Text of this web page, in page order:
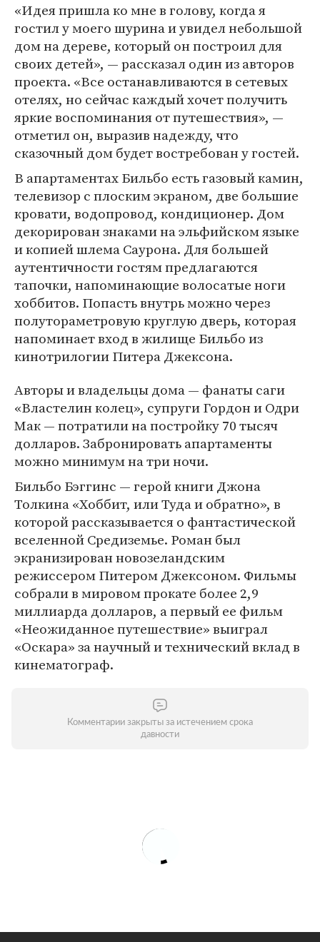
«Идея пришла ко мне в голову, когда я
гостил у моего шурина и увидел небольшой
дом на дереве, который он построил для
своих детей», — рассказал один из авторов
проекта. «Все останавливаются в сетевых
отелях, но сейчас каждый хочет получить
яркие воспоминания от путешествия», —
отметил он, выразив надежду, что
сказочный дом будет востребован у гостей.
В апартаментах Бильбо есть газовый камин,
телевизор с плоским экраном, две большие
кровати, водопровод, кондиционер. Дом
декорирован знаками на эльфийском языке
и копией шлема Саурона. Для большей
аутентичности гостям предлагаются
тапочки, напоминающие волосатые ноги
хоббитов. Попасть внутрь можно через
полутораметровую круглую дверь, которая
напоминает вход в жилище Бильбо из
кинотрилогии Питера Джексона.
Авторы и владельцы дома — фанаты саги
«Властелин колец», супруги Гордон и Одри
Мак — потратили на постройку 70 тысяч
долларов. Забронировать апартаменты
можно минимум на три ночи.
Бильбо Бэггинс — герой книги Джона
Толкина «Хоббит, или Туда и обратно», в
которой рассказывается о фантастической
вселенной Средиземье. Роман был
экранизирован новозеландским
режиссером Питером Джексоном. Фильмы
собрали в мировом прокате более 2,9
миллиарда долларов, а первый ее фильм
«Неожиданное путешествие» выиграл
«Оскара» за научный и технический вклад в
кинематограф.
Комментарии закрыты за истечением срока
давности